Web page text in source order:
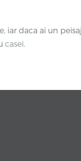
daca ai un
casei.